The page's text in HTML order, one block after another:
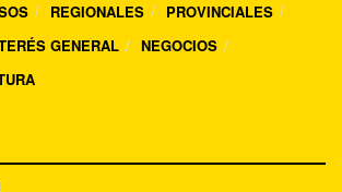
REGIONALES
PROVINCIALES
GENERAL
NEGOCIOS